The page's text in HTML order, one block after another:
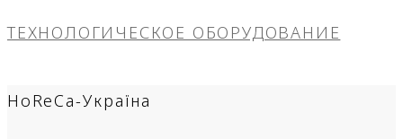
ТЕХНОЛОГИЧЕСКОЕ ОБОРУДОВАНИЕ
HoReCa-Україна